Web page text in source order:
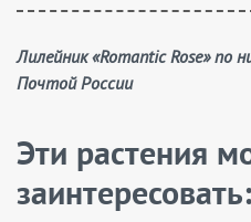
Лилейник «Romantic Rose» по низкой цене с доставкой
Почтой России
Эти растения
заинтересовать: